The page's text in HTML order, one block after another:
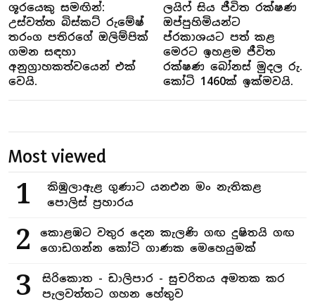
ශූරයෙකු සමඟින්:
උස්වත්ත බිස්කට් රුමේෂ්
තරංග පතිරගේ ඔලිම්පික්
ගමන සඳහා
අනුග්‍රාහකත්වයෙන් එක්
වෙයි.
ලයිෆ් සිය ජීවිත රක්ෂණ
ඔප්පුහිමියන්ට
ප්රකාශයට පත් කළ
මෙරට ඉහළම ජීවිත
රක්ෂණ බෝනස් මුදල රු.
කෝටි 1460ක් ඉක්මවයි.
Most viewed
1
කිඹුලාඇළ ගුණාට යනඑන මං නැතිකළ
පොලිස් ප්‍රහාරය
2
කොළඹට වතුර දෙන කැලණි ගඟ දුෂිතයි ගඟ
ගොඩගන්න කෝටි ගාණක මෙහෙයුමක්
3
සිරිකොත - ඩාලිපාර - සුචරිතය අමතක කර
පැලවත්තට ගහන හේතුව